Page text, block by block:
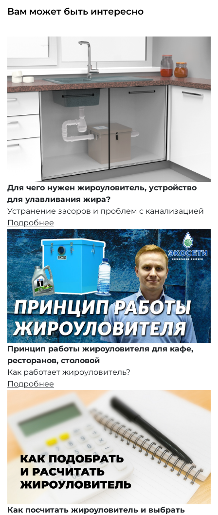
Вам может быть интересно
Для чего нужен жироуловитель, устройство
для улавливания жира?
Устранение засоров и проблем с канализацией
Подробнее
Принцип работы жироуловителя для кафе,
ресторанов, столовой
Как работает жироуловитель?
Подробнее
Как посчитать жироуловитель и выбрать